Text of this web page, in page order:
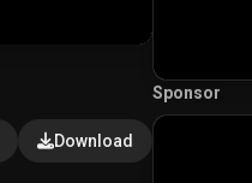
Download
Sponsor